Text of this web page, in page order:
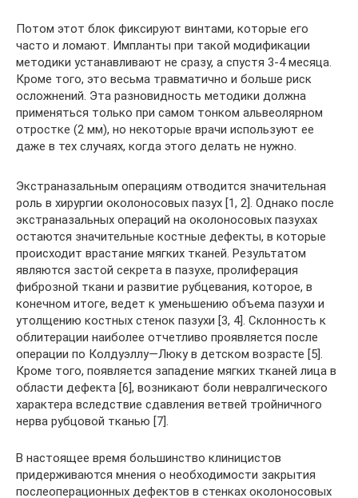
Потом этот блок фиксируют винтами, которые его
часто и ломают. Импланты при такой модификации
методики устанавливают не сразу, а спустя 3-4 месяца.
Кроме того, это весьма травматично и больше риск
осложнений. Эта разновидность методики должна
применяться только при самом тонком альвеолярном
отростке (2 мм), но некоторые врачи используют ее
даже в тех случаях, когда этого делать не нужно.
Экстраназальным операциям отводится значительная
роль в хирургии околоносовых пазух [1, 2]. Однако после
экстраназальных операций на околоносовых пазухах
остаются значительные костные дефекты, в которые
происходит врастание мягких тканей. Результатом
являются застой секрета в пазухе, пролиферация
фиброзной ткани и развитие рубцевания, которое, в
конечном итоге, ведет к уменьшению объема пазухи и
утолщению костных стенок пазухи [3, 4]. Склонность к
облитерации наиболее отчетливо проявляется после
операции по Колдуэллу—Люку в детском возрасте [5].
Кроме того, появляется западение мягких тканей лица в
области дефекта [6], возникают боли невралгического
характера вследствие сдавления ветвей тройничного
нерва рубцовой тканью [7].
В настоящее время большинство клиницистов
придерживаются мнения о необходимости закрытия
послеоперационных дефектов в стенках околоносовых